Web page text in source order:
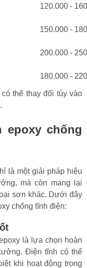
120.000 -
150.000 -
200.000 -
180.000 -
thể thay đổi tùy vào
epoxy chống
là một giải pháp hiệu
mà còn mang lại
sơn khác. Dưới đây
chống tĩnh điện:
là lựa chọn hoàn
Điện tĩnh có thể
khi hoạt động trong